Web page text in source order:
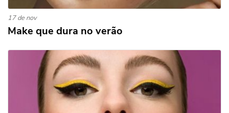
17 de nov
Make que dura no verão